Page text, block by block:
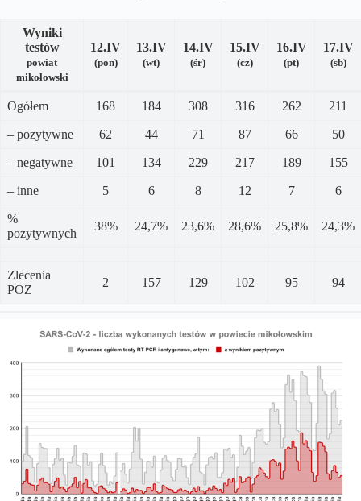
Wyniki
testów
powiat
mikołowski
12.IV
(pon)
13.IV
(wt)
14.IV
(śr)
15.IV
(cz)
16.IV
(pt)
17.IV
(sb)
Ogółem 168 184 308 316 262 211
– pozytywne 62 44 71 87 66 50
– negatywne 101 134 229 217 189 155
– inne 5 6 8 12 7 6
%
pozytywnych
38% 24,7% 23,6% 28,6% 25,8% 24,3%
Zlecenia
POZ
2 157 129 102 95 94